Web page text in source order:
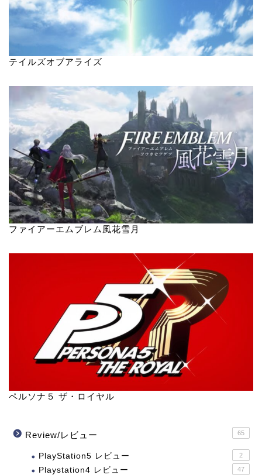
テイルズオブアライズ
ファイアーエムブレム風花雪月
ペルソナ５ ザ・ロイヤル
Review/レビュー 65
PlayStation5 レビュー 2
Playstation4 レビュー 47